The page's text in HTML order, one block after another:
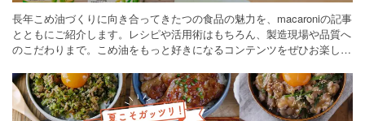
長年こめ油づくりに向き合ってきたつの食品の魅力を、macaroniの記事
とともにご紹介します。レシピや活用術はもちろん、製造現場や品質へ
のこだわりまで。こめ油をもっと好きになるコンテンツをぜひお楽しみ